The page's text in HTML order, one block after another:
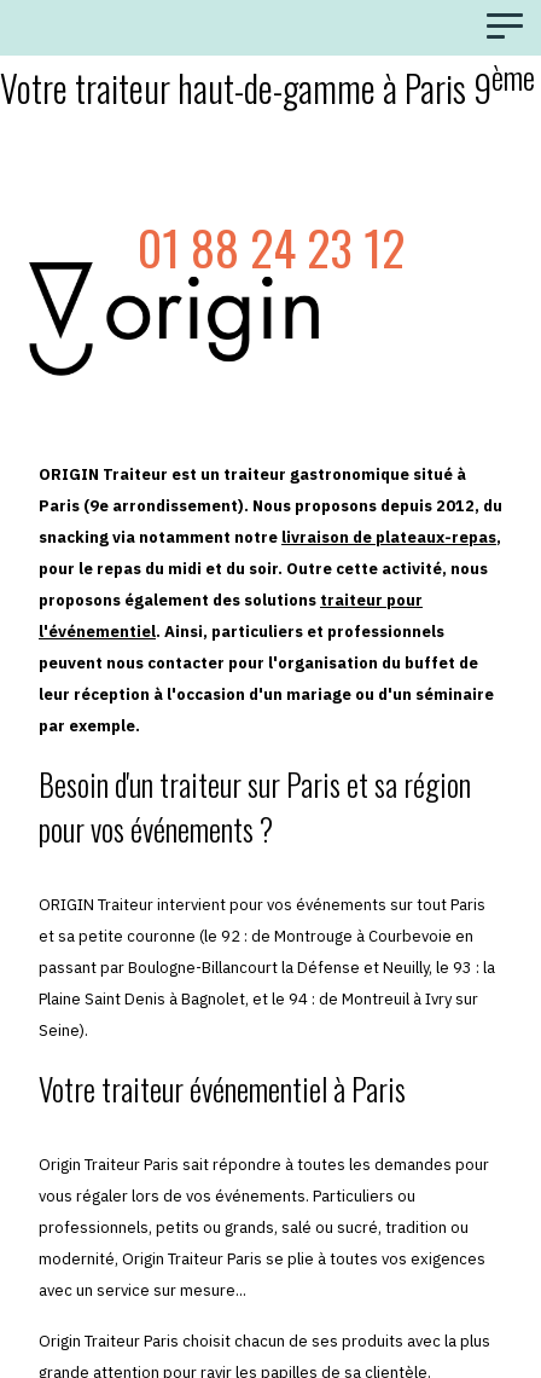
Votre traiteur haut-de-gamme à Paris 9ème
01 88 24 23 12
ORIGIN Traiteur est un traiteur gastronomique situé à
Paris (9e arrondissement). Nous proposons depuis 2012, du
snacking via notamment notre livraison de plateaux-repas,
pour le repas du midi et du soir. Outre cette activité, nous
proposons également des solutions traiteur pour
l'événementiel. Ainsi, particuliers et professionnels
peuvent nous contacter pour l'organisation du buffet de
leur réception à l'occasion d'un mariage ou d'un séminaire
par exemple.
Besoin d'un traiteur sur Paris et sa région
pour vos événements ?
ORIGIN Traiteur intervient pour vos événements sur tout Paris
et sa petite couronne (le 92 : de Montrouge à Courbevoie en
passant par Boulogne-Billancourt la Défense et Neuilly, le 93 : la
Plaine Saint Denis à Bagnolet, et le 94 : de Montreuil à Ivry sur
Seine).
Votre traiteur événementiel à Paris
Origin Traiteur Paris sait répondre à toutes les demandes pour
vous régaler lors de vos événements. Particuliers ou
professionnels, petits ou grands, salé ou sucré, tradition ou
modernité, Origin Traiteur Paris se plie à toutes vos exigences
avec un service sur mesure...
Origin Traiteur Paris choisit chacun de ses produits avec la plus
grande attention pour ravir les papilles de sa clientèle.